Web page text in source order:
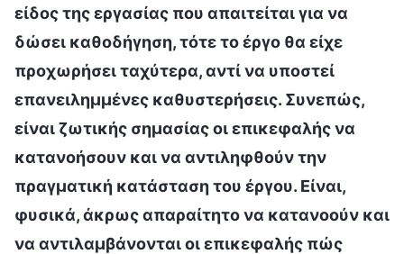
είδος της εργασίας που απαιτείται για να
δώσει καθοδήγηση, τότε το έργο θα είχε
προχωρήσει ταχύτερα, αντί να υποστεί
επανειλημμένες καθυστερήσεις. Συνεπώς,
είναι ζωτικής σημασίας οι επικεφαλής να
κατανοήσουν και να αντιληφθούν την
πραγματική κατάσταση του έργου. Είναι,
φυσικά, άκρως απαραίτητο να κατανοούν και
να αντιλαμβάνονται οι επικεφαλής πώς